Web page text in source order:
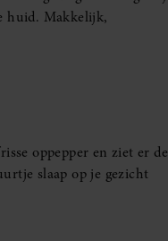
huid. Makkelijk,
oppepper en ziet er de
slaap op je gezicht